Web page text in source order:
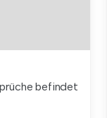
befindet